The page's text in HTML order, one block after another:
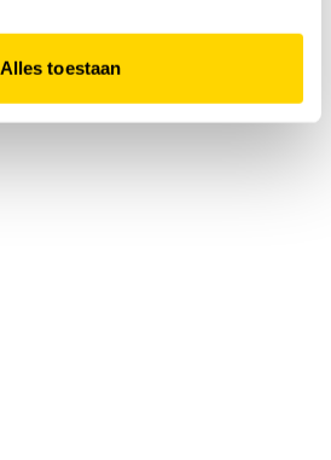
Alles toestaan